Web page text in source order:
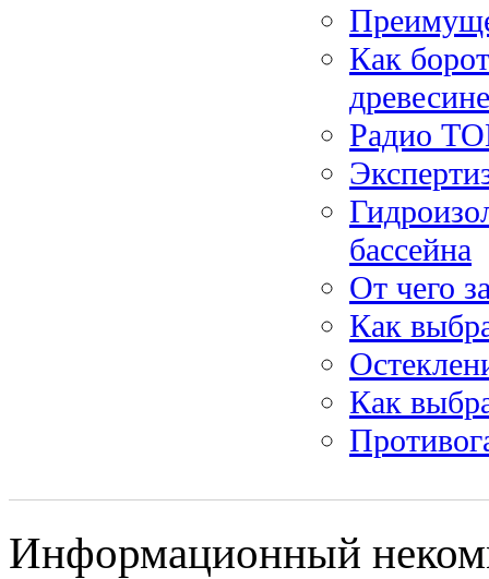
Как
древесине
Радио
бассейна
От чего
Как
Как
Информационный